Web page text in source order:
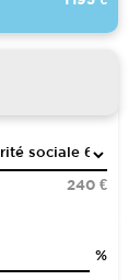
240 €
%